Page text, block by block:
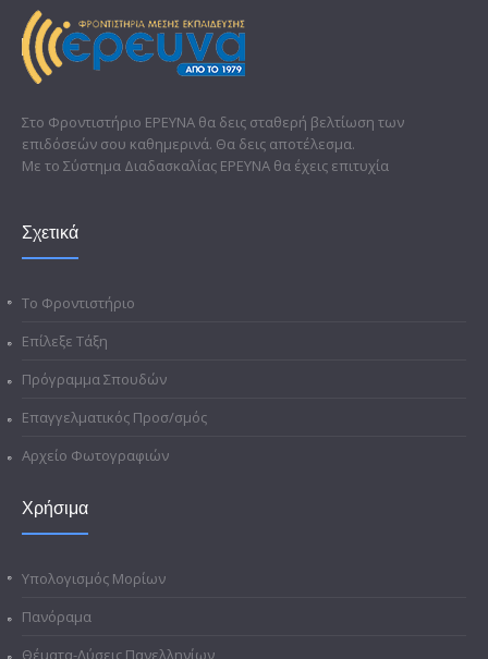
Στο Φροντιστήριο ΕΡΕΥΝΑ θα δεις σταθερή βελτίωση των
επιδόσεών σου καθημερινά. Θα δεις αποτέλεσμα.
Με το Σύστημα Διαδασκαλίας ΕΡΕΥΝΑ θα έχεις επιτυχία
Σχετικά
Το Φροντιστήριο
Επίλεξε Τάξη
Πρόγραμμα Σπουδών
Επαγγελματικός Προσ/σμός
Αρχείο Φωτογραφιών
Χρήσιμα
Υπολογισμός Μορίων
Πανόραμα
Θέματα-Λύσεις Πανελληνίων